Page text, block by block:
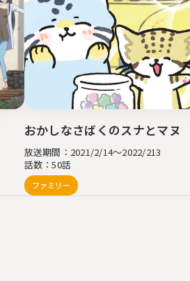
おかしなさばくのスナとマヌ
放送期間：2021/2/14～2022/213
話数：50話
ファミリー